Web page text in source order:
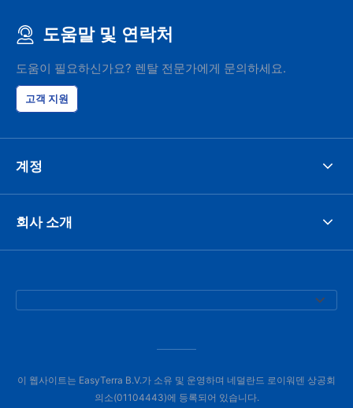
도움말 및 연락처
도움이 필요하신가요? 렌탈 전문가에게 문의하세요.
고객 지원
계정
회사 소개
이 웹사이트는 EasyTerra B.V.가 소유 및 운영하며 네덜란드 로이워덴 상공회
의소(01104443)에 등록되어 있습니다.